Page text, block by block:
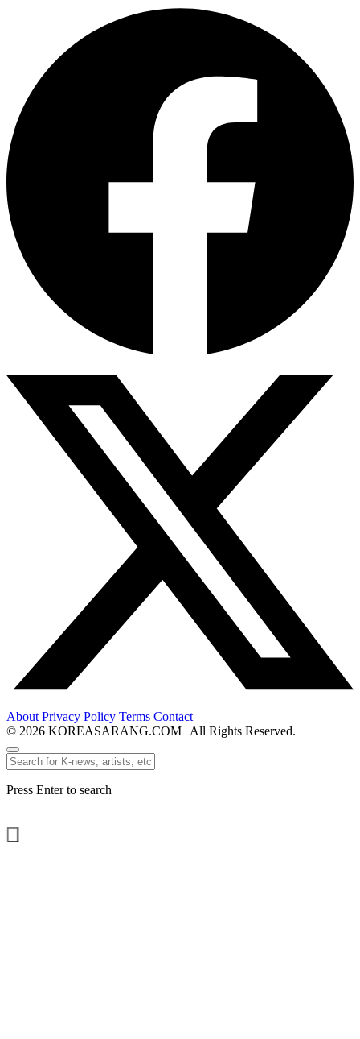
About Privacy Policy Terms Contact
© 2026 KOREASARANG.COM | All Rights Reserved.
Press Enter to search